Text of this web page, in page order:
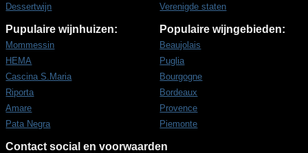
Dessertwijn
Verenigde staten
Pupulaire wijnhuizen:
Mommessin
HEMA
Cascina S.Maria
Riporta
Amare
Pata Negra
Populaire wijngebieden:
Beaujolais
Puglia
Bourgogne
Bordeaux
Provence
Piemonte
Contact social en voorwaarden